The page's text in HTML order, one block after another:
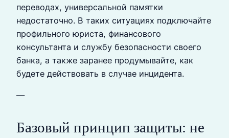
переводах, универсальной памятки
недостаточно. В таких ситуациях подключайте
профильного юриста, финансового
консультанта и службу безопасности своего
банка, а также заранее продумывайте, как
будете действовать в случае инцидента.
—
Базовый принцип защиты: не